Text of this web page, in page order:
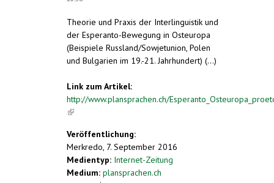
Theorie und Praxis der Interlinguistik und
der Esperanto-Bewegung in Osteuropa
(Beispiele Russland/Sowjetunion, Polen
und Bulgarien im 19.-21. Jahrhundert) (...)
Link zum Artikel:
http://www.plansprachen.ch/
(link is external)
Veröffentlichung:
Merkredo, 7. September 2016
Medientyp: Internet-Zeitung
Medium: plansprachen.ch